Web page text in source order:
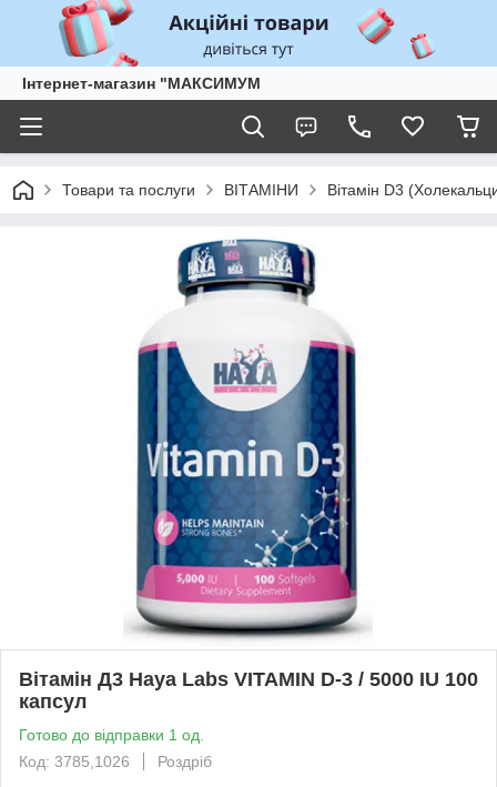
Інтернет-магазин "МАКСИМУМ
Товари та послуги ВІТАМІНИ Вітамін D3
Вітамін Д3 Haya Labs VITAMIN D-3 / 5000 IU 100
капсул
Готово до відправки 1 од.
Код: 3785,1026
Роздріб